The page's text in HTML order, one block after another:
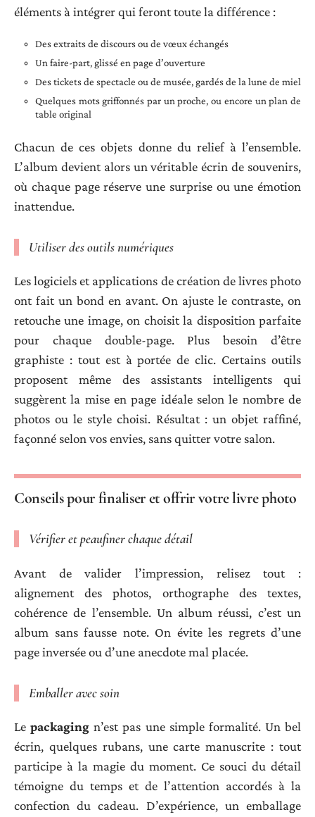
éléments à intégrer qui feront toute la différence :
Des extraits de discours ou de vœux échangés
Un faire-part, glissé en page d’ouverture
Des tickets de spectacle ou de musée, gardés de la lune de miel
Quelques mots griffonnés par un proche, ou encore un plan de
table original
Chacun de ces objets donne du relief à l’ensemble.
L’album devient alors un véritable écrin de souvenirs,
où chaque page réserve une surprise ou une émotion
inattendue.
Utiliser des outils numériques
Les logiciels et applications de création de livres photo
ont fait un bond en avant. On ajuste le contraste, on
retouche une image, on choisit la disposition parfaite
pour chaque double-page. Plus besoin d’être
graphiste : tout est à portée de clic. Certains outils
proposent même des assistants intelligents qui
suggèrent la mise en page idéale selon le nombre de
photos ou le style choisi. Résultat : un objet raffiné,
façonné selon vos envies, sans quitter votre salon.
Conseils pour finaliser et offrir votre livre photo
Vérifier et peaufiner chaque détail
Avant de valider l’impression, relisez tout :
alignement des photos, orthographe des textes,
cohérence de l’ensemble. Un album réussi, c’est un
album sans fausse note. On évite les regrets d’une
page inversée ou d’une anecdote mal placée.
Emballer avec soin
Lepackaging n’est pas une simple formalité. Un bel
écrin, quelques rubans, une carte manuscrite : tout
participe à la magie du moment. Ce souci du détail
témoigne du temps et de l’attention accordés à la
confection du cadeau. D’expérience, un emballage